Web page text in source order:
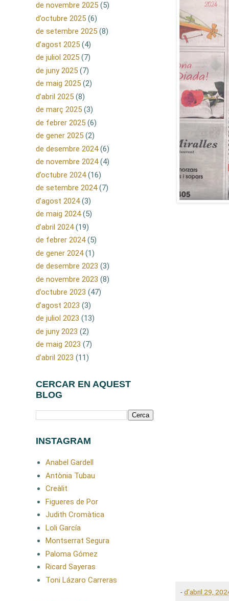
-d’abril 29,
de novembre 2025 (5)
d’octubre 2025 (6)
de setembre 2025 (8)
d’agost 2025 (4)
de juliol 2025 (7)
de juny 2025 (7)
de maig 2025 (2)
d’abril 2025 (8)
de març 2025 (3)
de febrer 2025 (6)
de gener 2025 (2)
de desembre 2024(6)
de novembre 2024(4)
d’octubre 2024(16)
de setembre 2024(7)
d’agost 2024(3)
de maig 2024(5)
d’abril 2024(19)
de febrer 2024(5)
de gener 2024(1)
de desembre 2023 (3)
de novembre 2023 (8)
d’octubre 2023 (47)
d’agost 2023 (3)
de juliol 2023 (13)
de juny 2023 (2)
de maig 2023 (7)
d’abril 2023 (11)
CERCAR EN AQUEST
BLOG
INSTAGRAM
Anabel Gardell
Antònia Tubau
Creàlit
Figueres de Por
Judith Cromàtica
Loli García
Montserrat Segura
Paloma Gómez
Ricard Sayeras
Toni Lázaro Carreras